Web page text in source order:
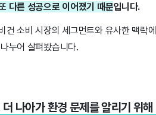
다른 성공으로 이어졌기 때문입니다.
건 소비 시장의 세그먼트와 유사한 맥락
누어 살펴봤습니다.
나아가 환경 문제를 알리기 위